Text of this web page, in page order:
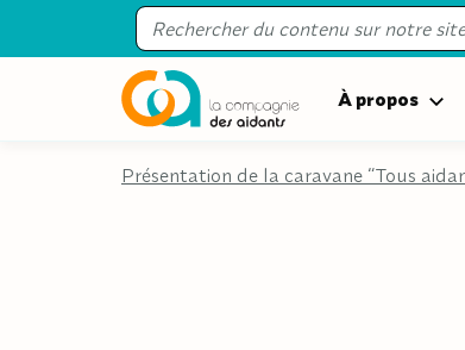
À propos
Présentation de la caravane “Tous